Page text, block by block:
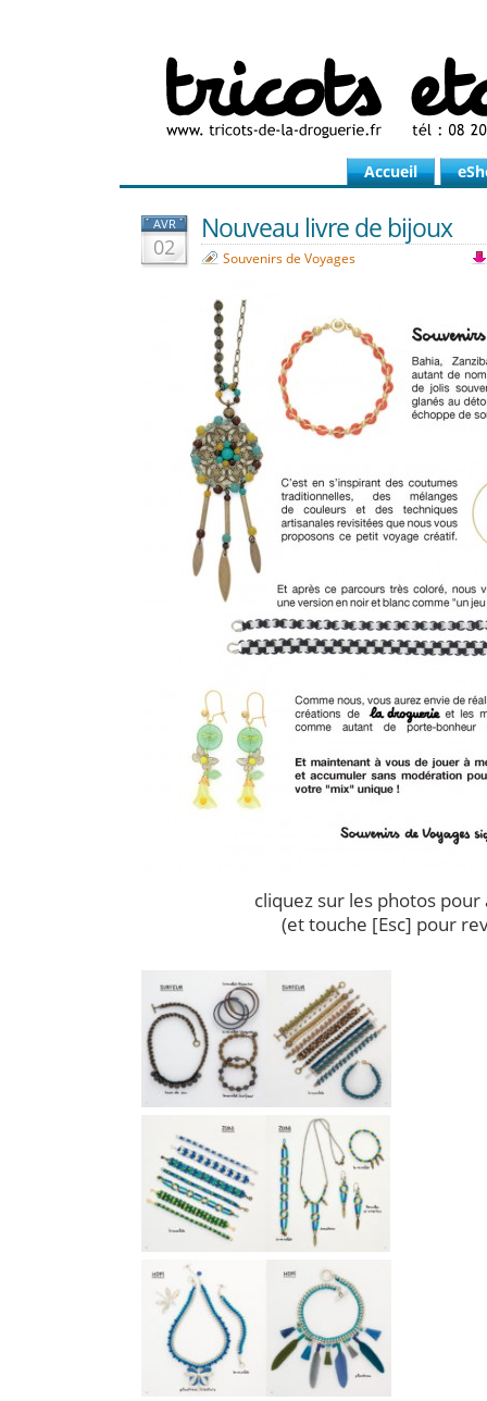
Accueil
AVR
02
Nouveau livre de bijoux
Souvenirs de Voyages
cliquez sur les photos pour
(et touche [Esc] pour